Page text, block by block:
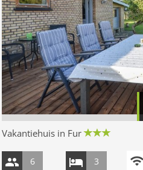
Vakantiehuis in Fur
6 3